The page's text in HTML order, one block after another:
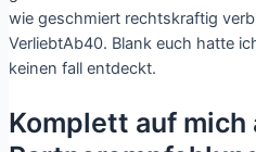
wie geschmiert rechtskraftig
VerliebtAb40. Blank euch hatte
keinen fall entdeckt.
Komplett auf